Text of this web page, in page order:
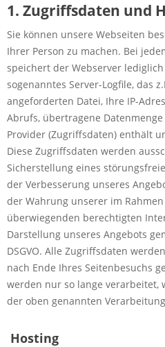
1. Zugriffsdaten und
Sie können unsere Webseiten
Ihrer Person zu machen. Bei
speichert der Webserver
sogenanntes Server-Logfile, das
angeforderten Datei, Ihre IP-
Abrufs, übertragene
Provider (Zugriffsdaten) enthält
Diese Zugriffsdaten werden
Sicherstellung eines
der Verbesserung unseres
der Wahrung unserer im
überwiegenden berechtigten
Darstellung unseres Angebots
DSGVO. Alle Zugriffsdaten
nach Ende Ihres Seitenbesuchs
werden nur so lange verarbeitet,
der oben genannten
Hosting